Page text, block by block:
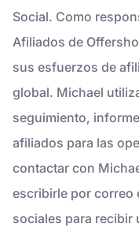
Social. Como
Afiliados de
sus esfuerzos de
global. Michael
seguimiento,
afiliados para las
contactar con
escribirle por correo
sociales para recibir